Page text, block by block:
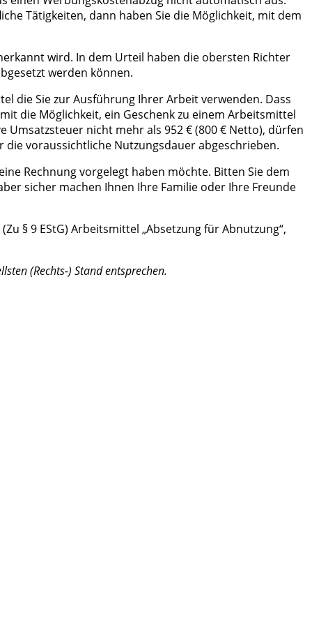
Tätigkeiten, dann haben Sie die Möglichkeit, mit dem
wird. In dem Urteil haben die obersten Richter
werden können.
die Sie zur Ausführung Ihrer Arbeit verwenden. Dass
die Möglichkeit, ein Geschenk zu einem Arbeitsmittel
nicht mehr als 952 € (800 € Netto), dürfen
voraussichtliche Nutzungsdauer abgeschrieben.
Rechnung vorgelegt haben möchte. Bitten Sie dem
sicher machen Ihnen Ihre Familie oder Ihre Freunde
§ 9 EStG) Arbeitsmittel „Absetzung für Abnutzung“,
(Rechts-) Stand entsprechen.